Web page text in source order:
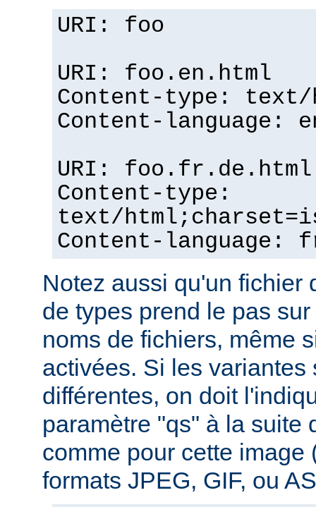
URI: foo
URI: foo.en.html
Content-type: text/
Content-language:
URI: foo.fr.de.html
Content-type:
text/
Content-language:
Notez aussi qu'un fichier
de types prend le pas
noms de fichiers, même
activées. Si les variantes
différentes, on doit
paramètre "qs" à la suite
comme pour cette image
formats JPEG, GIF, ou